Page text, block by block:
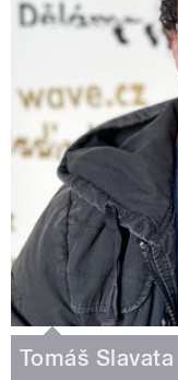
Tomáš Slavata